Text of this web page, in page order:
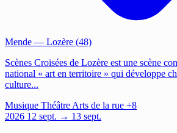
Mende — Lozère (48)
Scènes Croisées de Lozère est une scène
national « art en territoire » qui développe
culture...
Musique Théâtre Arts de la rue +8
2026 12 sept. → 13 sept.